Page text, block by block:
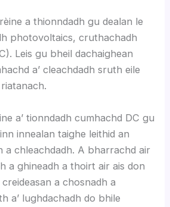
a thionndadh gu dealan le
photovoltaics, cruthachadh
Leis gu bheil dachaighean
a’ cleachdadh sruth eile
a’ tionndadh cumhachd DC gu
innealan taighe leithid an
a chleachdadh. A bharrachd air
a ghineadh a thoirt air ais don
a chosnadh a
a’ lughdachadh do bhile